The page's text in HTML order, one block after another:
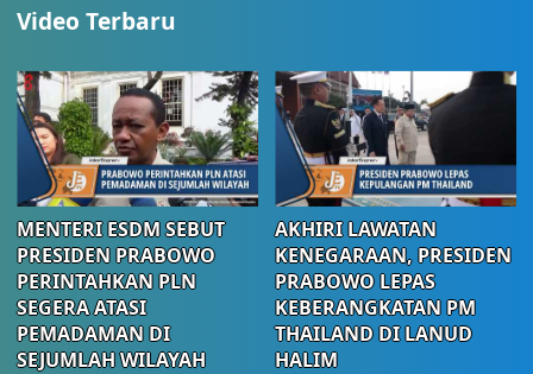
Video Terbaru
MENTERI ESDM SEBUT
PRESIDEN PRABOWO
PERINTAHKAN PLN
SEGERA ATASI
PEMADAMAN DI
SEJUMLAH WILAYAH
AKHIRI LAWATAN
KENEGARAAN, PRESIDEN
PRABOWO LEPAS
KEBERANGKATAN PM
THAILAND DI LANUD
HALIM